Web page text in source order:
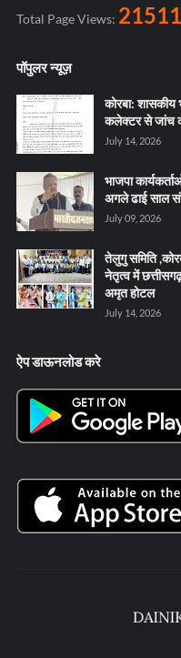
Total Page Views:
पॉपुलर न्यूज़
कोरबा: शासकीय
कलेक्टर से जांच
July 14, 2026
भाजपा
अगले ढाई साल
July 09, 2026
तेलुगु समिति
नेतृत्व में
अमृत होटल
July 14, 2026
ऐप डाऊनलोड करे